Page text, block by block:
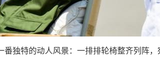
独特的动人风景：一排排轮椅整齐列阵，